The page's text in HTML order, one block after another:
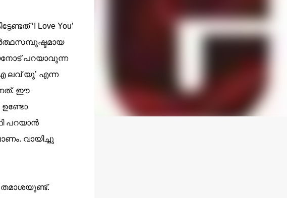
‘I Love You’
പറയാവുന്ന
ലവ് യു’ എന്ന
ഈ
ഉണ്ടോ
പറയാന്‍
വായിച്ചു
തമാശയുണ്ട്.